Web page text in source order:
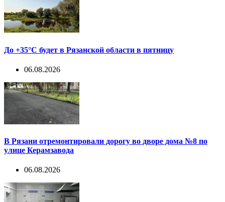
До +35°С будет в Рязанской области в пятницу
06.08.2026
В Рязани отремонтировали дорогу во дворе дома №8 по
улице Керамзавода
06.08.2026